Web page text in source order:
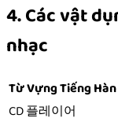
4. Các vật
nhạc
Từ Vựng Tiếng Hàn
CD 플레이어